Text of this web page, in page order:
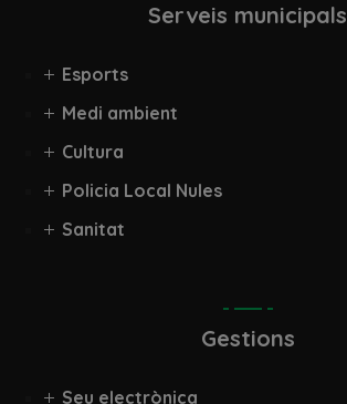
Serveis municipals
Esports
Medi ambient
Cultura
Policia Local Nules
Sanitat
Gestions
Seu electrònica